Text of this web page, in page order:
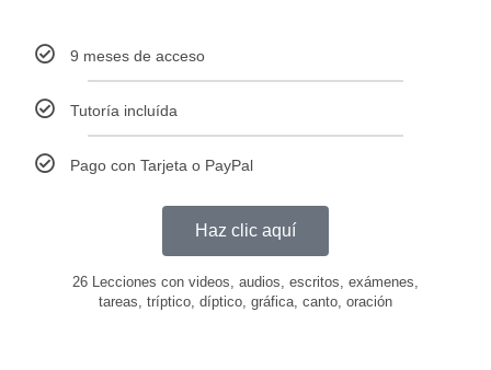
9 meses de acceso
Tutoría incluída
Pago con Tarjeta o PayPal
Haz clic aquí
26 Lecciones con videos, audios, escritos, exámenes,
tareas, tríptico, díptico, gráfica, canto, oración